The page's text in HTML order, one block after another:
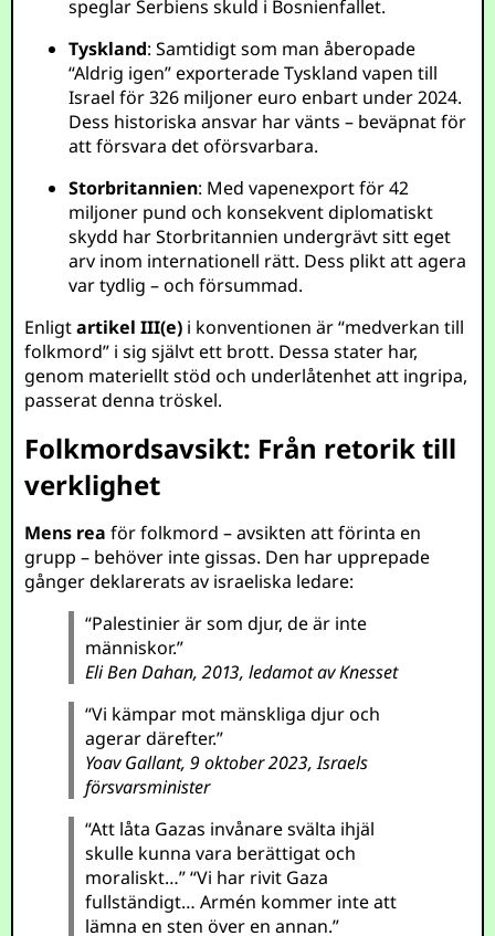
speglar Serbiens skuld i Bosnienfallet.
Tyskland: Samtidigt som man åberopade
“Aldrig igen” exporterade Tyskland vapen till
Israel för 326 miljoner euro enbart under 2024.
Dess historiska ansvar har vänts – beväpnat för
att försvara det oförsvarbara.
Storbritannien: Med vapenexport för 42
miljoner pund och konsekvent diplomatiskt
skydd har Storbritannien undergrävt sitt eget
arv inom internationell rätt. Dess plikt att agera
var tydlig – och försummad.
Enligtartikel III(e) i konventionen är “medverkan till
folkmord” i sig självt ett brott. Dessa stater har,
genom materiellt stöd och underlåtenhet att ingripa,
passerat denna tröskel.
Folkmordsavsikt: Från retorik till
verklighet
Mens rea för folkmord – avsikten att förinta en
grupp – behöver inte gissas. Den har upprepade
gånger deklarerats av israeliska ledare:
“Palestinier är som djur, de är inte
människor.”
Eli Ben Dahan, 2013, ledamot av Knesset
“Vi kämpar mot mänskliga djur och
agerar därefter.”
Yoav Gallant, 9 oktober 2023, Israels
försvarsminister
“Att låta Gazas invånare svälta ihjäl
skulle kunna vara berättigat och
moraliskt…” “Vi har rivit Gaza
fullständigt… Armén kommer inte att
lämna en sten över en annan.”